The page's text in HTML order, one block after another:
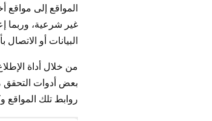
المواقع إلى مواقع
غير شرعية، وربما
البيانات أو
من خلال أداة
بعض أدوات التحقق
روابط تلك المواقع